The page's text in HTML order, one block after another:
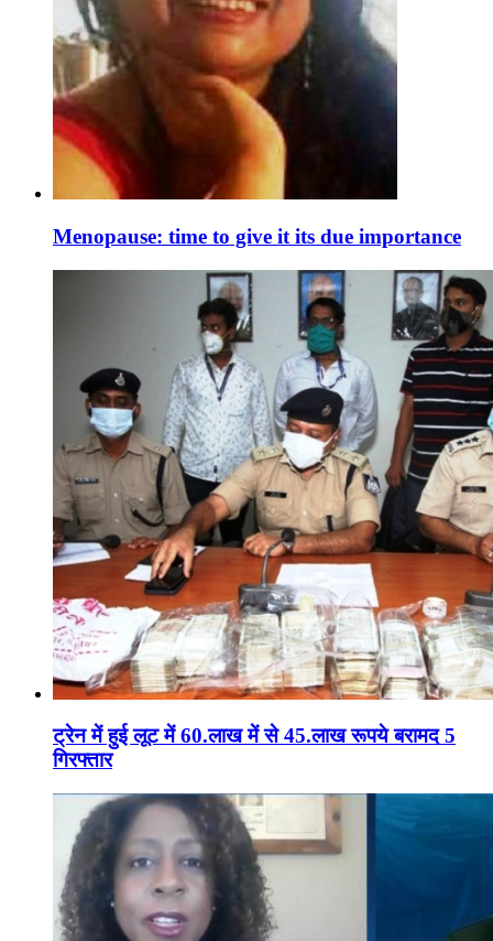
Menopause: time to give it its due importance
ट्रेन में हुई लूट में 60.लाख में से 45.लाख रूपये बरामद 5
गिरफ्तार